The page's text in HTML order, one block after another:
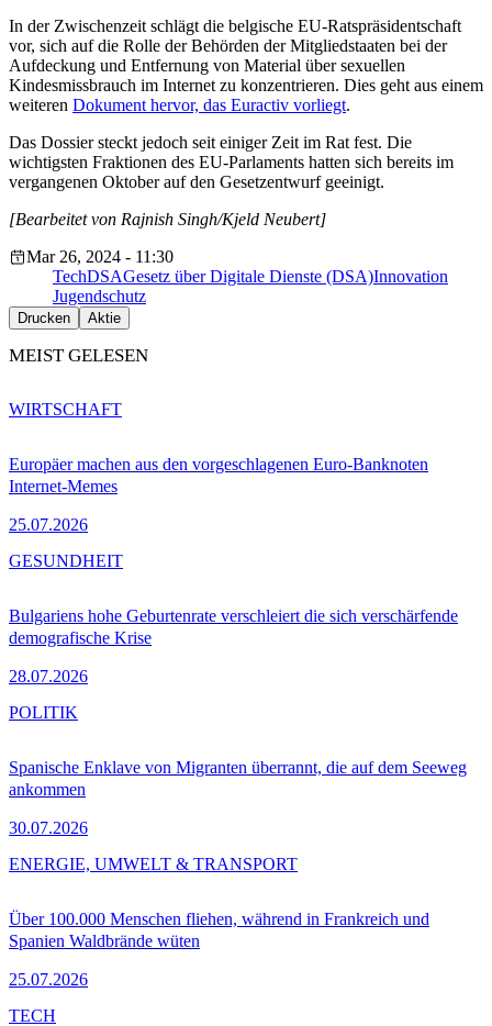
In der Zwischenzeit schlägt die belgische EU-Ratspräsidentschaft
vor, sich auf die Rolle der Behörden der Mitgliedstaaten bei der
Aufdeckung und Entfernung von Material über sexuellen
Kindesmissbrauch im Internet zu konzentrieren. Dies geht aus einem
weiteren Dokument hervor, das Euractiv vorliegt.
Das Dossier steckt jedoch seit einiger Zeit im Rat fest. Die
wichtigsten Fraktionen des EU-Parlaments hatten sich bereits im
vergangenen Oktober auf den Gesetzentwurf geeinigt.
[Bearbeitet von Rajnish Singh/Kjeld Neubert]
Mar 26, 2024 - 11:30
TechDSAGesetz über Digitale Dienste (DSA)Innovation
Jugendschutz
Drucken Aktie
MEIST GELESEN
Europäer machen aus den vorgeschlagenen Euro-Banknoten
Internet-Memes
25.07.2026
WIRTSCHAFT
Bulgariens hohe Geburtenrate verschleiert die sich verschärfende
demografische Krise
28.07.2026
GESUNDHEIT
Spanische Enklave von Migranten überrannt, die auf dem Seeweg
ankommen
30.07.2026
POLITIK
Über 100.000 Menschen fliehen, während in Frankreich und
Spanien Waldbrände wüten
25.07.2026
ENERGIE, UMWELT & TRANSPORT
TECH